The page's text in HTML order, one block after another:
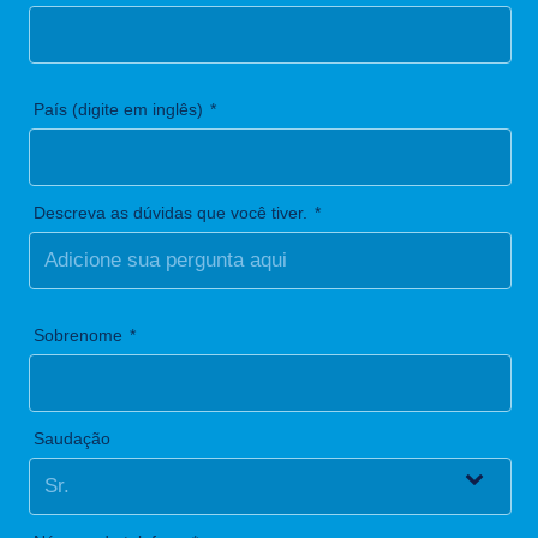
País (digite em inglês)
Descreva as dúvidas que você tiver.
Sobrenome
Saudação